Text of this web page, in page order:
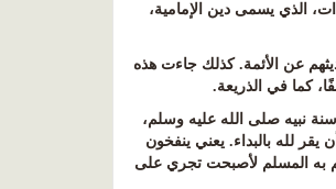
الذي يسمى دين الإمامية،
عن الأئمة. كذلك جاءت هذه
كما في الذريعة.
نبيه صلى الله عليه وسلم،
يقر لله بالبداء.يعني ينفخون
به المسلم لأصبحت تجري على